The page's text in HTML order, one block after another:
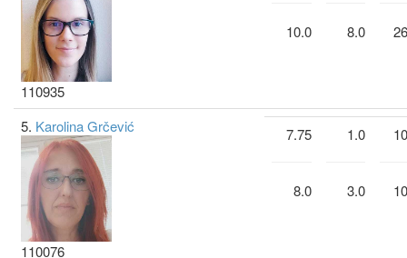
110935
10.0 8.0
5. Karolina Grčević
110076
7.75
8.0
1.0
3.0